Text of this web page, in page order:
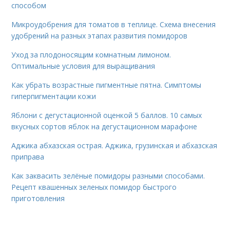
способом
Микроудобрения для томатов в теплице. Схема внесения
удобрений на разных этапах развития помидоров
Уход за плодоносящим комнатным лимоном.
Оптимальные условия для выращивания
Как убрать возрастные пигментные пятна. Симптомы
гиперпигментации кожи
Яблони с дегустационной оценкой 5 баллов. 10 самых
вкусных сортов яблок на дегустационном марафоне
Аджика абхазская острая. Аджика, грузинская и абхазская
приправа
Как заквасить зелёные помидоры разными способами.
Рецепт квашенных зеленых помидор быстрого
приготовления